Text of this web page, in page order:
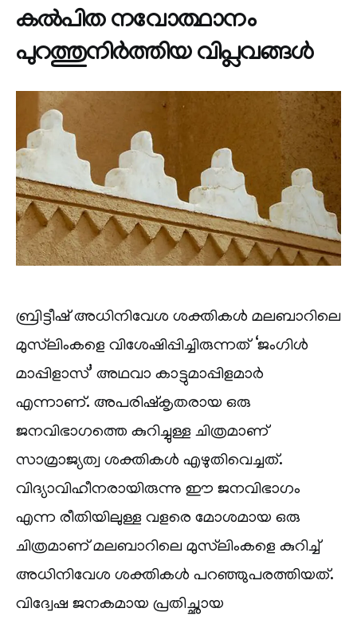
കൽപിത നവോത്ഥാനം
പുറത്തുനിർത്തിയ വിപ്ലവങ്ങൾ
ബ്രിട്ടീഷ് അധിനിവേശ ശക്തികൾ മലബാറിലെ
മുസ്‌ലിംകളെ വിശേഷിപ്പിച്ചിരുന്നത് ‘ജംഗിൾ
മാപ്പിളാസ്’ അഥവാ കാട്ടുമാപ്പിളമാർ
എന്നാണ്. അപരിഷ്‌കൃതരായ ഒരു
ജനവിഭാഗത്തെ കുറിച്ചുള്ള ചിത്രമാണ്
സാമ്രാജ്യത്വ ശക്തികൾ എഴുതിവെച്ചത്.
വിദ്യാവിഹീനരായിരുന്നു ഈ ജനവിഭാഗം
എന്ന രീതിയിലുള്ള വളരെ മോശമായ ഒരു
ചിത്രമാണ് മലബാറിലെ മുസ്‌ലിംകളെ കുറിച്ച്
അധിനിവേശ ശക്തികൾ പറഞ്ഞുപരത്തിയത്.
വിദ്വേഷ ജനകമായ പ്രതിച്ഛായ